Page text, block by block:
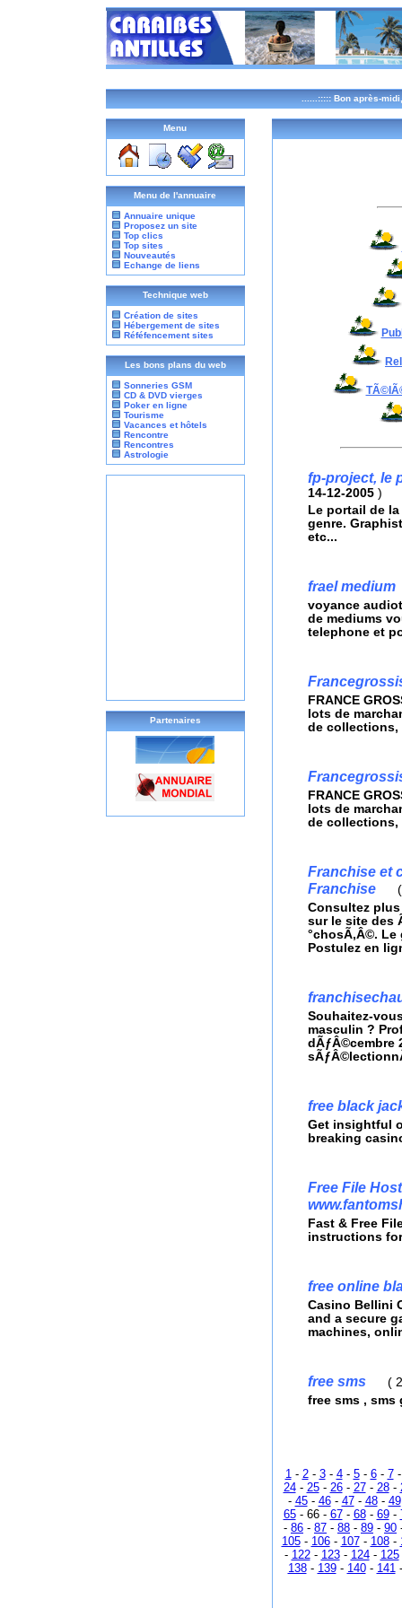
......::::: Bon après-
Menu
Menu de l'annuaire
Annuaire unique
Proposez un site
Top clics
Top sites
Nouveautés
Echange de liens
Technique web
Création de sites
Hébergement de sites
Réféfencement sites
Les bons plans du web
Sonneries GSM
CD & DVD vierges
Poker en ligne
Tourisme
Vacances et hôtels
Rencontre
Rencontres
Astrologie
Partenaires
fp-project, le
14-12-2005)
Le portail de
genre.
etc...
frael medium
voyance
de mediums
telephone et
FRANCE
lots de
de
FRANCE
lots de
de collections,
Franchise et
Franchise(
Consultez
sur le site des
°chosÃ‚Â©.
Postulez en
Souhaitez-
masculin ?
dÃƒÂ©cembre
free black
Get insightful
breaking
Free File
Fast & Free
instructions
free online
Casino Bellini
and a secure
machines,
free sms (
free sms , sms
1- 2- 3- 4- 5- 6- 7
24- 25- 26- 27- 28-
- 45- 46- 47- 48- 49
65- 66 - 67- 68- 69-
- 86 - 87 - 88 - 89 - 90
105- 106- 107- 108-
- 122- 123- 124- 125
138- 139- 140- 141